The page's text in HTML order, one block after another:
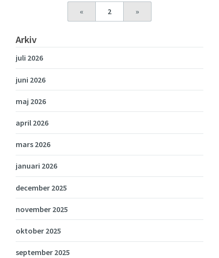
« 2 »
Arkiv
juli 2026
juni 2026
maj 2026
april 2026
mars 2026
januari 2026
december 2025
november 2025
oktober 2025
september 2025